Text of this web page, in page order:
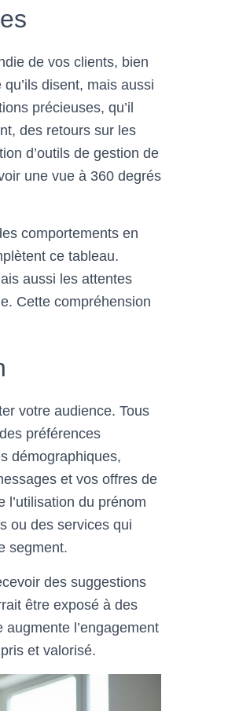
de vos clients, bien
disent, mais aussi
précieuses, qu’il
des retours sur les
d’outils de gestion de
une vue à 360 degrés
comportements en
ce tableau.
aussi les attentes
Cette compréhension
votre audience. Tous
préférences
démographiques,
et vos offres de
du prénom
ou des services qui
segment.
des suggestions
être exposé à des
l’engagement
et valorisé.